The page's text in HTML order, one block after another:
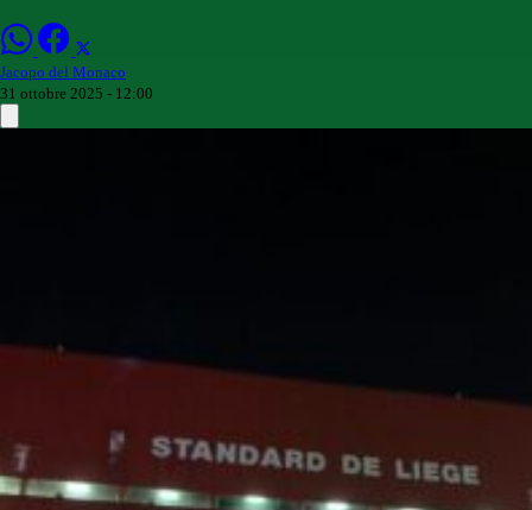
Jacopo del Monaco
31 ottobre 2025 - 12:00